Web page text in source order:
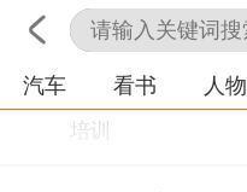
首页 科技
汽车 看书 人物
培训